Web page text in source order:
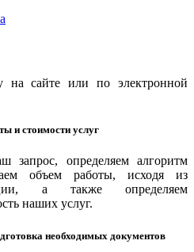
на сайте или по электронной
и стоимости услуг
запрос, определяем алгоритм
объем работы, исходя из
а также определяем
наших услуг.
необходимых документов